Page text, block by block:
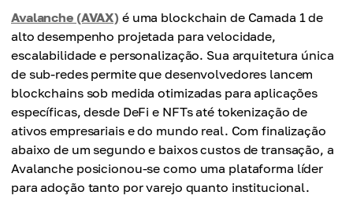
Avalanche (AVAX) é uma blockchain de Camada 1 de
alto desempenho projetada para velocidade,
escalabilidade e personalização. Sua arquitetura única
de sub-redes permite que desenvolvedores lancem
blockchains sob medida otimizadas para aplicações
específicas, desde DeFi e NFTs até tokenização de
ativos empresariais e do mundo real. Com finalização
abaixo de um segundo e baixos custos de transação, a
Avalanche posicionou-se como uma plataforma líder
para adoção tanto por varejo quanto institucional.